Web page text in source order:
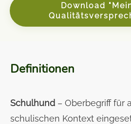
Download
Definitionen
Schulhund – Oberbegriff für
schulischen Kontext